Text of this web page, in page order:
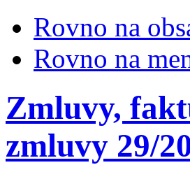
Rovno na
Rovno na
Zmluvy,
zmluvy 29/